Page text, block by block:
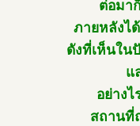
ต่อมา
ภายหลังไ
ดังที่เห็นใน
แ
อย่าง
สถานที่